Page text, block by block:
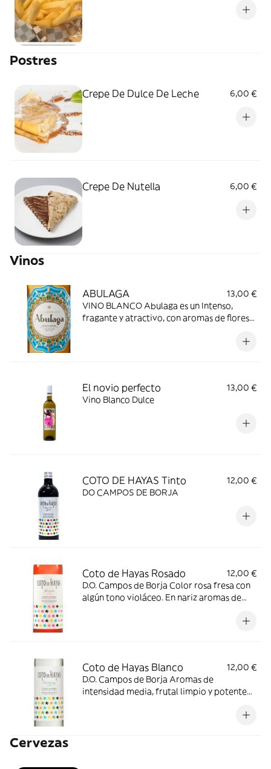
Postres
Crepe De Dulce De Leche 6,00 €
Crepe De Nutella 6,00 €
Vinos
ABULAGA
13,00 €
VINO BLANCO Abulaga es un Intenso,
fragante y atractivo, con aromas de flores
El novio perfecto
13,00 €
Vino Blanco Dulce
COTO DE HAYAS Tinto
12,00 €
DO CAMPOS DE BORJA
Coto de Hayas Rosado
12,00 €
D.O. Campos de Borja Color rosa fresa con
algún tono violáceo. En nariz aromas de
Coto de Hayas Blanco
12,00 €
D.O. Campos de Borja Aromas de
intensidad media, frutal limpio y potente
Cervezas